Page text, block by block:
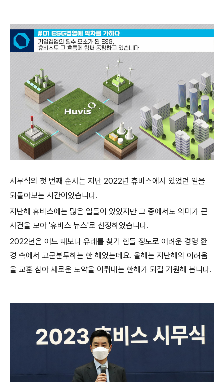
시무식의 첫 번째 순서는 지난 2022년 휴비스에서 있었던 일을
되돌아보는 시간이었습니다.
지난해 휴비스에는 많은 일들이 있었지만 그 중에서도 의미가 큰
사건을 모아 '휴비스 뉴스'로 선정하였습니다.
2022년은 어느 때보다 유래를 찾기 힘들 정도로 어려운 경영 환
경 속에서 고군분투하는 한 해였는데요. 올해는 지난해의 어려움
을 교훈 삼아 새로운 도약을 이뤄내는 한해가 되길 기원해 봅니다.